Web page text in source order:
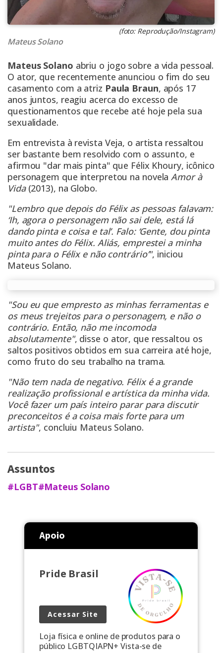
(foto: Reprodução/Instagram)
Mateus Solano
Mateus Solano abriu o jogo sobre a vida pessoal.
O ator, que recentemente anunciou o fim do seu
casamento com a atriz Paula Braun, após 17
anos juntos, reagiu acerca do excesso de
questionamentos que recebe até hoje pela sua
sexualidade.
Em entrevista à revista Veja, o artista ressaltou
ser bastante bem resolvido com o assunto, e
afirmou "dar mais pinta" que Félix Khoury, icônico
personagem que interpretou na novela Amor à
Vida(2013), na Globo.
"Lembro que depois do Félix as pessoas falavam:
‘Ih, agora o personagem não sai dele, está lá
dando pinta e coisa e tal’. Falo: ‘Gente, dou pinta
muito antes do Félix. Aliás, emprestei a minha
pinta para o Félix e não contrário’", iniciou
Mateus Solano.
"Sou eu que empresto as minhas ferramentas e
os meus trejeitos para o personagem, e não o
contrário. Então, não me incomoda
absolutamente", disse o ator, que ressaltou os
saltos positivos obtidos em sua carreira até hoje,
como fruto do seu trabalho na trama.
"Não tem nada de negativo. Félix é a grande
realização profissional e artística da minha vida.
Você fazer um país inteiro parar para discutir
preconceitos é a coisa mais forte para um
artista", concluiu Mateus Solano.
Assuntos
#LGBT#Mateus Solano
Apoio
Pride Brasil
Acessar Site
Loja física e online de produtos para o
público LGBTQIAPN+ Vista-se de